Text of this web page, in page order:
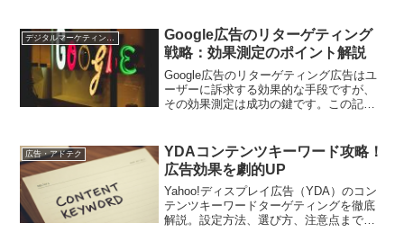
Google広告のリターゲティング
戦略：効果測定のポイント解説
Google広告のリターゲティング広告はユ
ーザーに訴求する効果的な手段ですが、
その効果測定は成功の鍵です。この記事
手法について解説します。正確な効果測
定により、キャンペーンの最適化やROI
向上に繋げましょう。
広告・アドテク
YDAコンテンツキーワード攻略！
広告効果を劇的UP
Yahoo!ディスプレイ広告（YDA）のコン
テンツキーワードターゲティングを徹底
解説。設定方法、選び方、注意点まで、